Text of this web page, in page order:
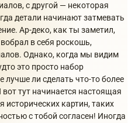
с другой — некоторая
детали начинают затмевать
Ар-деко, как ты заметил,
в себя роскошь,
Однако, когда мы видим
это просто набор
лучше ли сделать что-то более
тут начинается настоящая
исторических картин, таких
с тобой согласен! Иногда